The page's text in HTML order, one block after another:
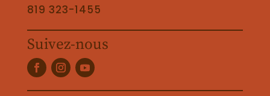
819 323-1455
Suivez-nous